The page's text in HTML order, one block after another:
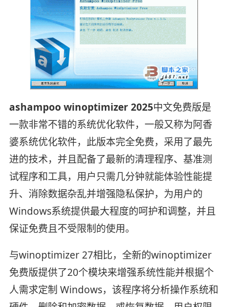
ashampoo winoptimizer 2025中文免费版是
一款非常不错的系统优化软件，一般又称为阿香
婆系统优化软件，此版本完全免费，采用了最先
进的技术，并且配备了最新的清理程序、基准测
试程序和工具，用户只需几分钟就能体验性能提
升、消除数据杂乱并增强隐私保护，为用户的
Windows系统提供最大程度的呵护和调整，并且
保证免费且不受限制的使用。
与winoptimizer 27相比，全新的winoptimizer
免费版提供了20个模块来增强系统性能并根据个
人需求定制 Windows，该程序将分析操作系统和